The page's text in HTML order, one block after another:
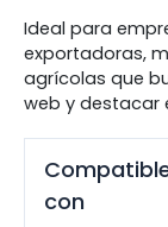
Ideal para
exportadoras,
agrícolas que
web y destacar
con